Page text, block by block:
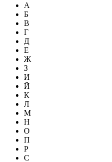
А
Б
В
Г
Д
Е
Ж
З
И
Й
К
Л
М
Н
О
П
Р
С